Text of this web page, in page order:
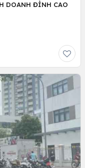
DOANH ĐỈNH CAO